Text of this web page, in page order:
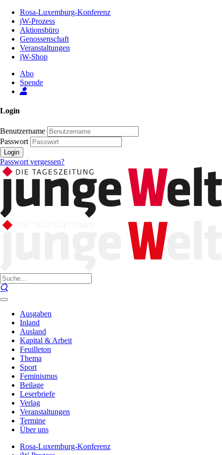
Inhalt
Seite
Rosa-Luxemburg-Konferenz
jW-Prozess
Aktionsbüro
Genossenschaft
Veranstaltungen
jW-Shop
Abo
Spende
Login
Benutzername
Passwort
Login
Passwort vergessen?
Ausgaben
Inland
Ausland
Kapital & Arbeit
Feuilleton
Thema
Sport
Feminismus
Beilage
Leserbriefe
Verlag
Veranstaltungen
Termine
Über uns
Rosa-Luxemburg-Konferenz